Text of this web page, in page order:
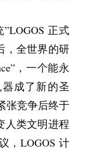
正式
，全世界的研
，一个能永
成了新的圣
张竞争后终于
人类文明进程
，LOGOS 计